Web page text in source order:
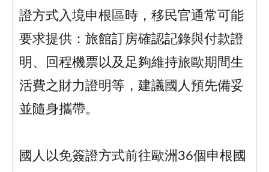
證方式入境申根區時，移民官通常可能
要求提供：旅館訂房確認記錄與付款證
明、回程機票以及足夠維持旅歐期間生
活費之財力證明等，建議國人預先備妥
並隨身攜帶。
國人以免簽證方式前往歐洲36個申根國